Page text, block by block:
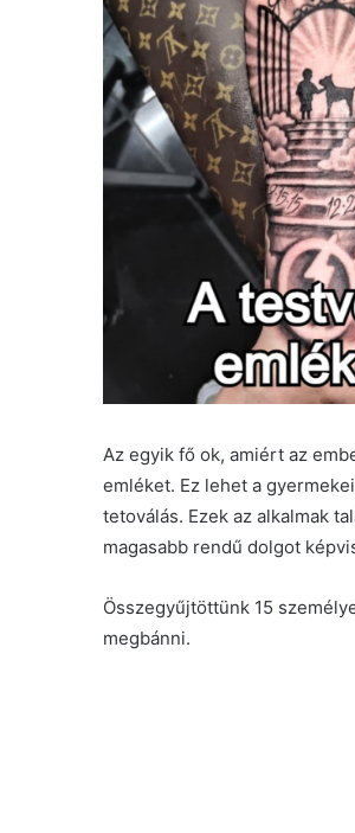
Az egyik fő ok, amiért az
emléket. Ez lehet a
tetoválás. Ezek az alkalmak
magasabb rendű dolgot
Összegyűjtöttünk 15
megbánni.